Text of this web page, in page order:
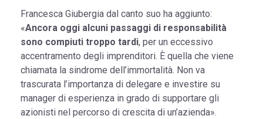
Francesca Giubergia dal canto suo ha aggiunto:
«Ancora oggi alcuni passaggi di responsabilità
sono compiuti troppo tardi, per un eccessivo
accentramento degli imprenditori. È quella che viene
chiamata la sindrome dell’immortalità. Non va
trascurata l’importanza di delegare e investire su
manager di esperienza in grado di supportare gli
azionisti nel percorso di crescita di un’azienda».